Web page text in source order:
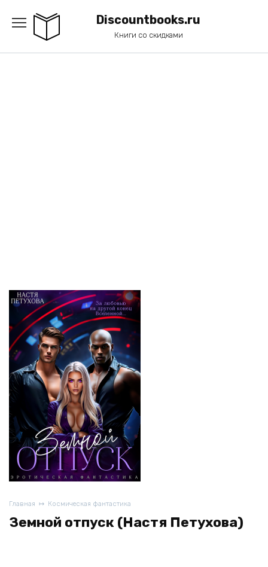
содержанию
Discountbooks.ru
Книги со скидками
Главная Космическая фантастика
Земной отпуск (Настя Петухова)